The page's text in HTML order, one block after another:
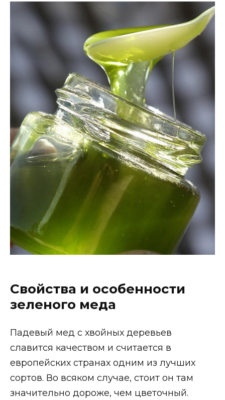
Свойства и особенности
зеленого меда
Падевый мед с хвойных деревьев
славится качеством и считается в
европейских странах одним из лучших
сортов. Во всяком случае, стоит он там
значительно дороже, чем цветочный.